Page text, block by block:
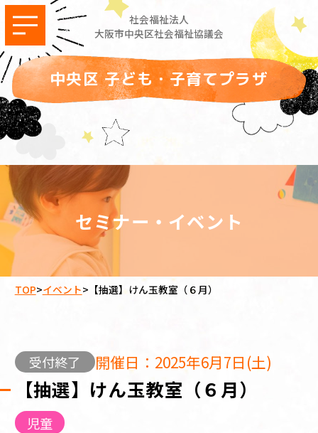
社会福祉法人
大阪市中央区社会福祉協議会
中央区 子ども・子育てプラザ
セミナー・イベント
TOP>イベント> 【抽選】けん玉教室（６月）
受付終了 開催日：2025年6月7日(土)
【抽選】けん玉教室（６月）
児童